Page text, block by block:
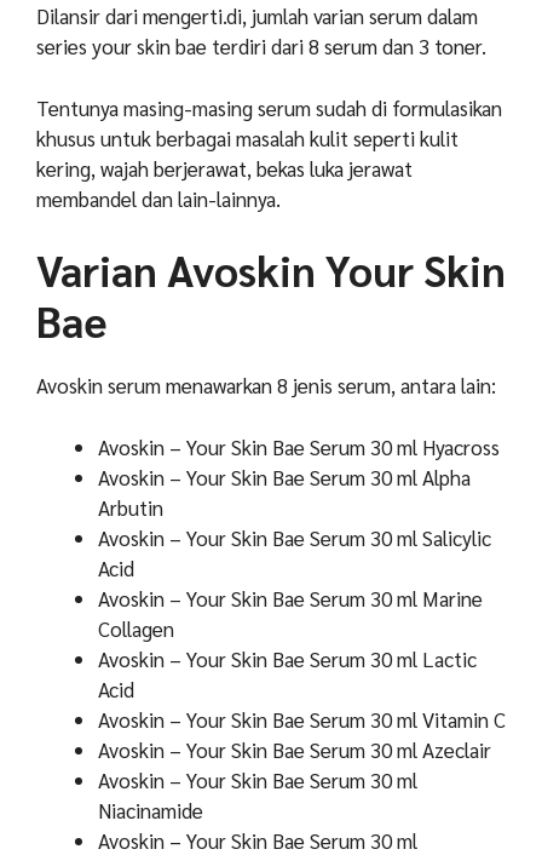
Dilansir dari mengerti.di, jumlah varian serum dalam
series your skin bae terdiri dari 8 serum dan 3 toner.
Tentunya masing-masing serum sudah di formulasikan
khusus untuk berbagai masalah kulit seperti kulit
kering, wajah berjerawat, bekas luka jerawat
membandel dan lain-lainnya.
Varian Avoskin Your Skin
Bae
Avoskin serum menawarkan 8 jenis serum, antara lain:
Avoskin – Your Skin Bae Serum 30 ml Hyacross
Avoskin – Your Skin Bae Serum 30 ml Alpha
Arbutin
Avoskin – Your Skin Bae Serum 30 ml Salicylic
Acid
Avoskin – Your Skin Bae Serum 30 ml Marine
Collagen
Avoskin – Your Skin Bae Serum 30 ml Lactic
Acid
Avoskin – Your Skin Bae Serum 30 ml Vitamin C
Avoskin – Your Skin Bae Serum 30 ml Azeclair
Avoskin – Your Skin Bae Serum 30 ml
Niacinamide
Avoskin – Your Skin Bae Serum 30 ml